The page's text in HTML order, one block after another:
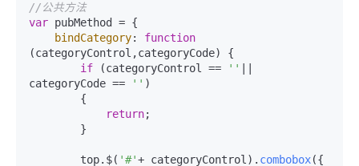
//公共方法
var pubMethod = {
bindCategory: function
(categoryControl,categoryCode) {
if (categoryControl == ''
categoryCode ==
'' )
return;
        top.$(
'#'+ categoryControl). combobox({